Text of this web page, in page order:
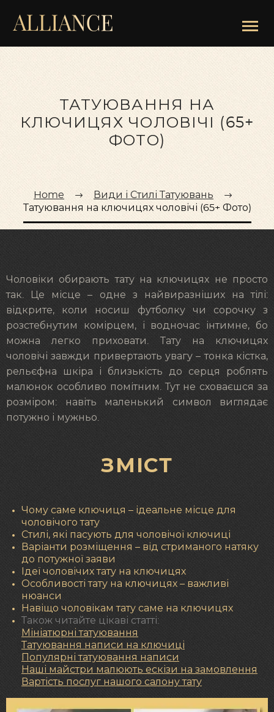
ТАТУЮВАННЯ НА
КЛЮЧИЦЯХ ЧОЛОВІЧІ (65+
ФОТО)
Home
Види і Стилі Татуювань
Татуювання на ключицях чоловічі (65+ Фото)
Чоловіки обирають тату на ключицях не просто
так. Це місце – одне з найвиразніших на тілі:
відкрите, коли носиш футболку чи сорочку з
розстебнутим комірцем, і водночас інтимне, бо
можна легко приховати. Тату на ключицях
чоловічі завжди привертають увагу – тонка кістка,
рельєфна шкіра і близькість до серця роблять
малюнок особливо помітним. Тут не сховаєшся за
розміром: навіть маленький символ виглядає
потужно і мужньо.
ЗМІСТ
Чому саме ключиця – ідеальне місце для
чоловічого тату
Стилі, які пасують для чоловічої ключиці
Варіанти розміщення – від стриманого натяку
до потужної заяви
Ідеї чоловічих тату на ключицях
Особливості тату на ключицях – важливі
нюанси
Навіщо чоловікам тату саме на ключицях
Також читайте цікаві статті:
Мініатюрні татуювання
Татуювання написи на ключиці
Популярні татуювання написи
Наші майстри малюють ескізи на замовлення
Вартість послуг нашого салону тату